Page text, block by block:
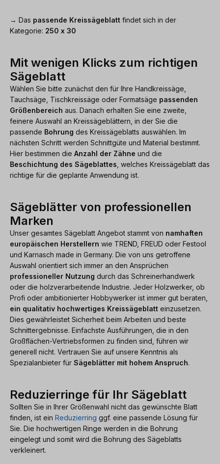
→ Das passende Kreissägeblatt findet sich in der
Kategorie: 250 x 30
Mit wenigen Klicks zum richtigen
Sägeblatt
Wählen Sie bitte zunächst den für Ihre Handkreissäge,
Tauchsäge, Tischkreissäge oder Formatsäge passenden
Größenbereich aus. Danach erhalten Sie eine zweite,
feinere Auswahl an Kreissägeblättern, in der Sie die
passende Bohrung des Kreissägeblatts auswählen. Im
nächsten Schritt werden Schnittgüte und Material bestimmt.
Hier bestimmen die Anzahl der Zähne und die
Beschichtung des Sägeblattes , welches Kreissägeblatt das
richtige für die geplante Anwendung ist.
Sägeblätter von professionellen
Marken
Unser gesamtes Sägeblatt Angebot stammt von namhaften
europäischen Herstellern wie TREND, FREUD oder Festool
und Karnasch made in Germany. Die von uns getroffene
Auswahl orientiert sich immer an den Ansprüchen
professioneller Nutzung durch das Schreinerhandwerk
oder die holzverarbeitende Industrie. Jeder Holzwerker, ob
Profi oder ambitionierter Hobbywerker ist immer gut beraten,
ein qualitativ hochwertiges Kreissägeblatt einzusetzen.
Dies gewährleistet Sicherheit beim Arbeiten und beste
Schnittergebnisse. Einfachste Ausführungen, die in den
Großflächen-Vertriebsformen zu finden sind, führen wir
generell nicht. Vertrauen Sie auf unsere Kenntnis als
Spezialanbieter für Sägeblätter mit hohem Anspruch.
Reduzierringe für Ihr Sägeblatt
Sollten Sie in Ihrer Größenwahl nicht das gewünschte Blatt
finden, ist ein Reduzierring ggf. eine passende Lösung für
Sie. Die hochwertigen Ringe werden in die Bohrung
eingelegt und somit wird die Bohrung des Sägeblatts
verkleinert.